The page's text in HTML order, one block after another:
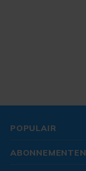
POPULAIR
ABONNEMENTEN